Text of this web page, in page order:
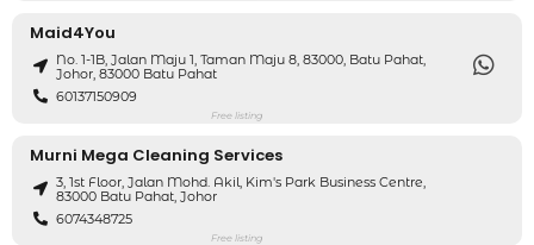
Maid4You
No. 1-1B, Jalan Maju 1, Taman Maju 8, 83000, Batu Pahat,
Johor, 83000 Batu Pahat
60137150909
Free listing
Murni Mega Cleaning Services
3, 1st Floor, Jalan Mohd. Akil, Kim's Park Business Centre,
83000 Batu Pahat, Johor
6074348725
Free listing